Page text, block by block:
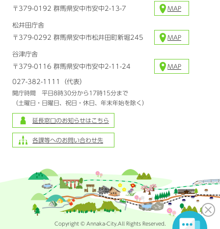
〒379-0192 群馬県安中市安中2-13-7
MAP
松井田庁舎
〒379-0292 群馬県安中市松井田町新堀245
MAP
谷津庁舎
〒379-0116 群馬県安中市安中2-11-24
MAP
027-382-1111（代表）
開庁時間 平日8時30分から17時15分まで
（土曜日・日曜日、祝日・休日、年末年始を除く）
延長窓口のお知らせはこちら
各課等へのお問い合わせ先
Copyright © Annaka-City.All Rights Reserved.